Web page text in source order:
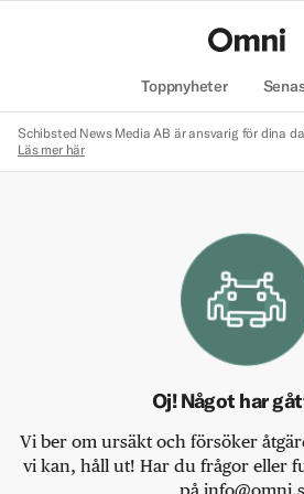
Toppnyheter
Schibsted News Media AB är ansvarig för dina
Läs mer här
Oj! Något har
Vi ber om ursäkt och försöker
vi kan, håll ut! Har du frågor eller